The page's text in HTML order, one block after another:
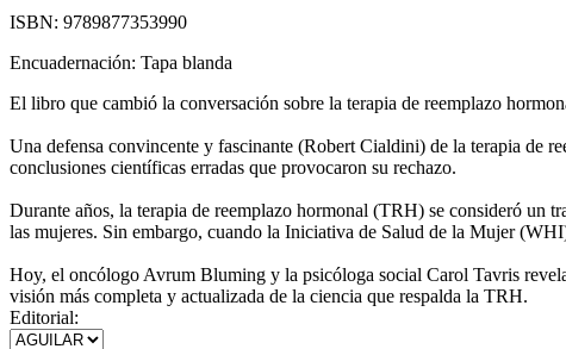
ISBN: 9789877353990
Encuadernación: Tapa blanda
El libro que cambió la conversación sobre la terapia de reemplazo
Una defensa convincente y fascinante (Robert Cialdini) de la terapia de
conclusiones científicas erradas que provocaron su rechazo.
Durante años, la terapia de reemplazo hormonal (TRH) se consideró un
las mujeres. Sin embargo, cuando la Iniciativa de Salud de la Mujer
Hoy, el oncólogo Avrum Bluming y la psicóloga social Carol Tavris
visión más completa y actualizada de la ciencia que respalda la TRH.
Editorial: